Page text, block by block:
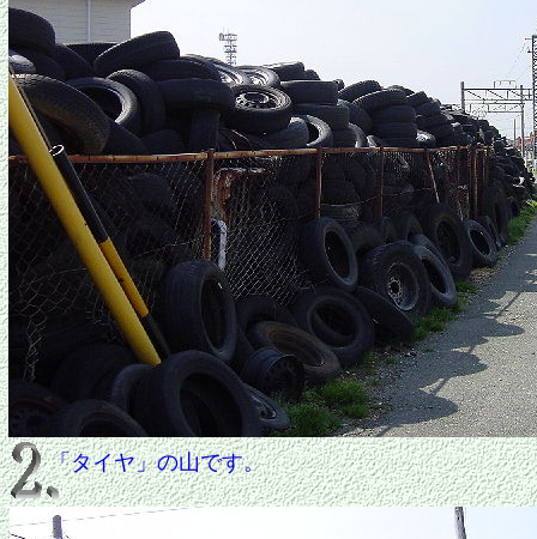
「タイヤ」の山です。